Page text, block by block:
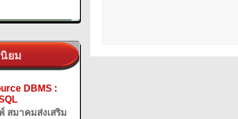
ยม
DBMS :
สมาคมส่งเสริม